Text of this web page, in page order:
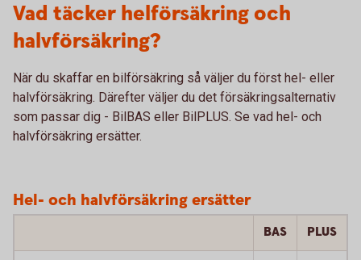
Vad täcker helförsäkring och
halvförsäkring?
När du skaffar en bilförsäkring så väljer du först hel- eller
halvförsäkring. Därefter väljer du det försäkringsalternativ
som passar dig - BilBAS eller BilPLUS. Se vad hel- och
halvförsäkring ersätter.
Hel- och halvförsäkring ersätter
BAS PLUS